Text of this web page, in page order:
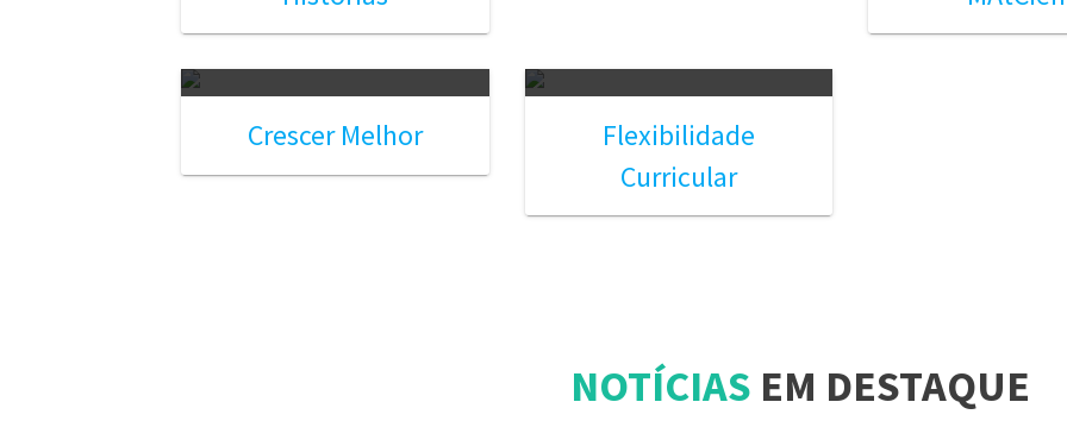
Crescer Melhor
Flexibilidade
Curricular
NOTÍCIAS EM DESTAQUE